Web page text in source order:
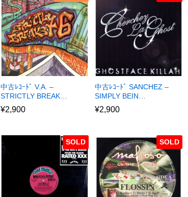
中古ﾚｺｰﾄﾞ V.A. –
STRICTLY BREAK…
¥2,900
中古ﾚｺｰﾄﾞ SANCHEZ –
SIMPLY BEIN…
¥2,900
SOLD SOLD